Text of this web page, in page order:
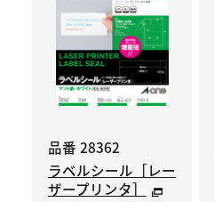
品番 28362
ラベルシール［レー
ザープリンタ］